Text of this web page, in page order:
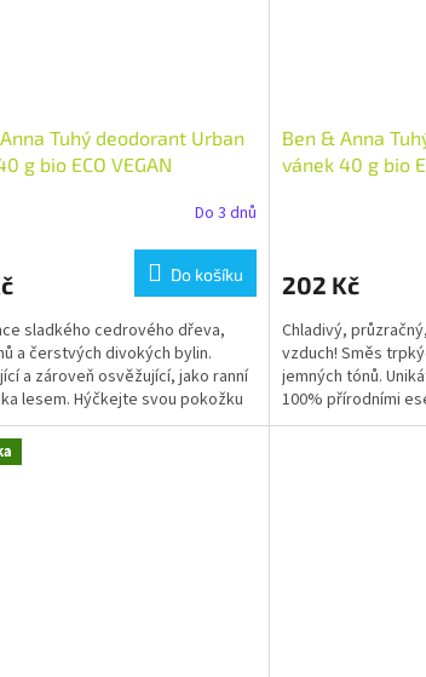
Tuhý deodorant Urban
g bio ECO VEGAN
Do 3 dnů
Do košíku
sladkého cedrového dřeva,
a čerstvých divokých bylin.
a zároveň osvěžující, jako ranní
lesem. Hýčkejte svou pokožku
bambuckým...
Ben & Anna
vánek 40 g bio
202 Kč
Chladivý,
vzduch! Směs
jemných tónů.
100% přírodními
osvěžující